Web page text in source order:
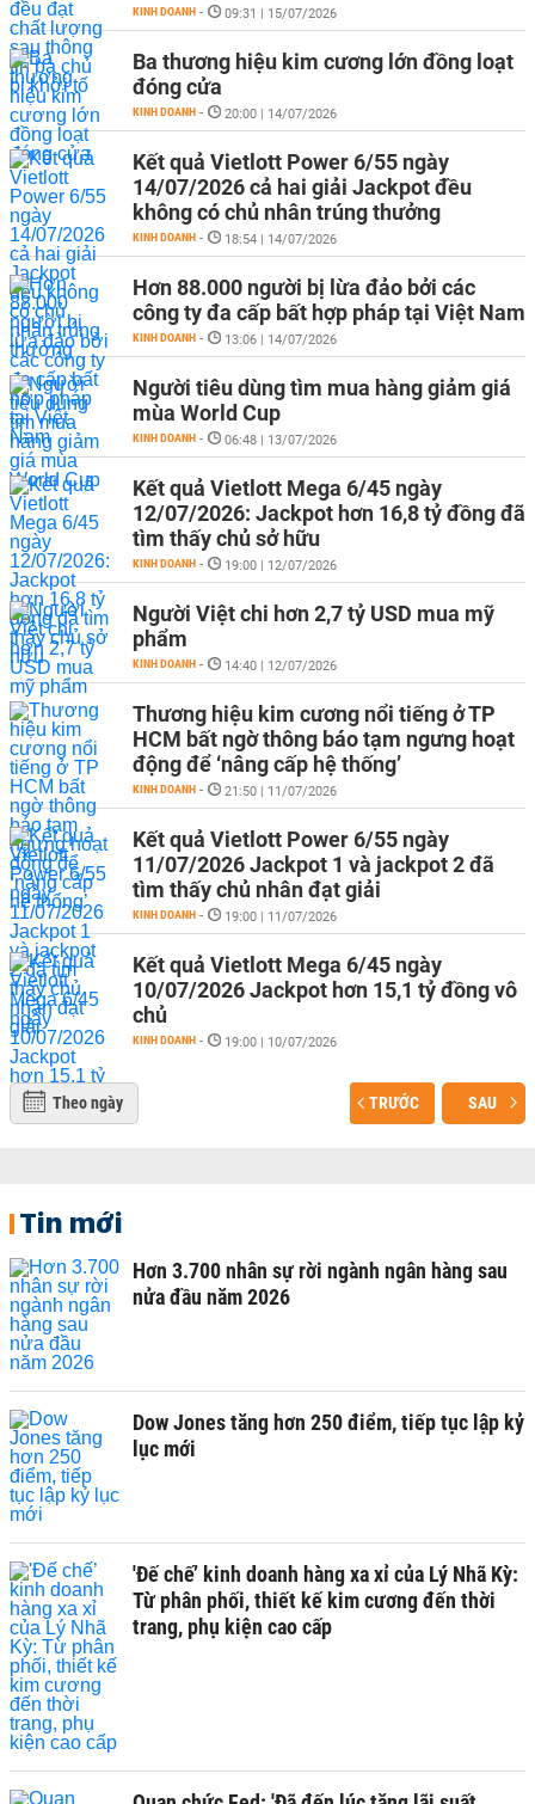
KINH DOANH - 09:31 | 15/07/2026
Ba thương hiệu kim cương lớn đồng loạt
đóng cửa
KINH DOANH - 20:00 | 14/07/2026
Kết quả Vietlott Power 6/55 ngày
14/07/2026 cả hai giải Jackpot đều
không có chủ nhân trúng thưởng
KINH DOANH - 18:54 | 14/07/2026
Hơn 88.000 người bị lừa đảo bởi các
công ty đa cấp bất hợp pháp tại Việt Nam
KINH DOANH - 13:06 | 14/07/2026
Người tiêu dùng tìm mua hàng giảm giá
mùa World Cup
KINH DOANH - 06:48 | 13/07/2026
Kết quả Vietlott Mega 6/45 ngày
12/07/2026: Jackpot hơn 16,8 tỷ đồng đã
tìm thấy chủ sở hữu
KINH DOANH - 19:00 | 12/07/2026
Người Việt chi hơn 2,7 tỷ USD mua mỹ
phẩm
KINH DOANH - 14:40 | 12/07/2026
Thương hiệu kim cương nổi tiếng ở TP
HCM bất ngờ thông báo tạm ngưng hoạt
động để ‘nâng cấp hệ thống’
KINH DOANH - 21:50 | 11/07/2026
Kết quả Vietlott Power 6/55 ngày
11/07/2026 Jackpot 1 và jackpot 2 đã
tìm thấy chủ nhân đạt giải
KINH DOANH - 19:00 | 11/07/2026
Kết quả Vietlott Mega 6/45 ngày
10/07/2026 Jackpot hơn 15,1 tỷ đồng vô
chủ
KINH DOANH - 19:00 | 10/07/2026
Theo ngày TRƯỚC SAU
Tin mới
Hơn 3.700 nhân sự rời ngành ngân hàng sau
nửa đầu năm 2026
Dow Jones tăng hơn 250 điểm, tiếp tục lập kỷ
lục mới
'Đế chế’ kinh doanh hàng xa xỉ của Lý Nhã Kỳ:
Từ phân phối, thiết kế kim cương đến thời
trang, phụ kiện cao cấp